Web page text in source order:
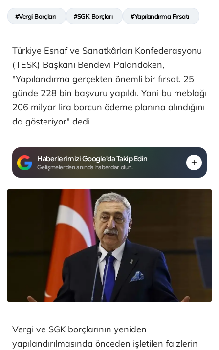
#Vergi Borçları #SGK Borçları #Yapılandırma Fırsatı
Türkiye Esnaf ve Sanatkârları Konfederasyonu
(TESK) Başkanı Bendevi Palandöken,
"Yapılandırma gerçekten önemli bir fırsat. 25
günde 228 bin başvuru yapıldı. Yani bu meblağı
206 milyar lira borcun ödeme planına alındığını
da gösteriyor" dedi.
Haberlerimizi Google'da Takip Edin
Gelişmelerden anında haberdar olun.
Vergi ve SGK borçlarının yeniden
yapılandırılmasında önceden işletilen faizlerin